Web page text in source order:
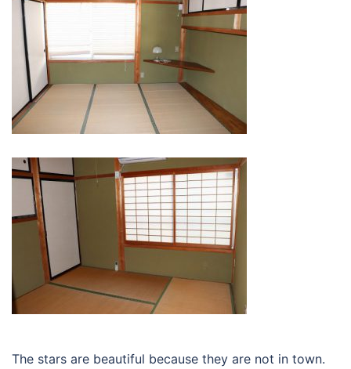
The stars are beautiful because they are not in town.